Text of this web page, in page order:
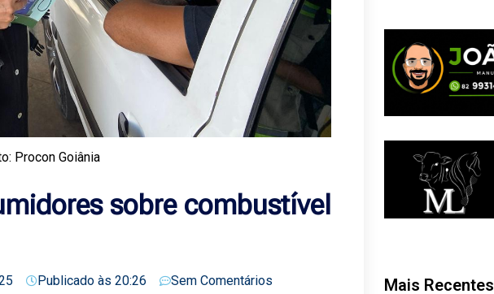
Procon Goiânia
sobre combustível
Publicado às 20:26 Sem Comentários Mais Recentes